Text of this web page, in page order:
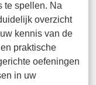
te spellen. Na
overzicht
kennis van de
praktische
oefeningen
in uw